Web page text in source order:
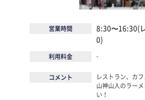
営業時間
8:30〜16:30(
0)
利用料金 -
コメント
レストラン、カ
山神山人のラー
い！